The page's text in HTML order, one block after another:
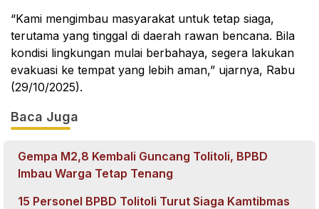
“Kami mengimbau masyarakat untuk tetap siaga,
terutama yang tinggal di daerah rawan bencana. Bila
kondisi lingkungan mulai berbahaya, segera lakukan
evakuasi ke tempat yang lebih aman,” ujarnya, Rabu
(29/10/2025).
Baca Juga
Gempa M2,8 Kembali Guncang Tolitoli, BPBD
Imbau Warga Tetap Tenang
15 Personel BPBD Tolitoli Turut Siaga Kamtibmas